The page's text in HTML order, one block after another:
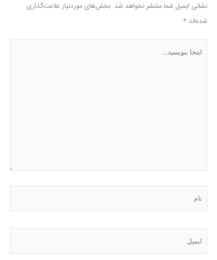
نشانی ایمیل شما منتشر نخواهد شد. بخش‌های موردنیاز علامت‌گذاری
شده‌اند *